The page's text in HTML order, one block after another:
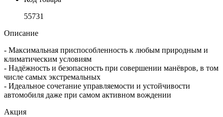
55731
Описание
- Максимальная приспособленность к любым природным и
климатическим условиям
- Надёжность и безопасность при совершении манёвров, в том
числе самых экстремальных
- Идеальное сочетание управляемости и устойчивости
автомобиля даже при самом активном вождении
Акция